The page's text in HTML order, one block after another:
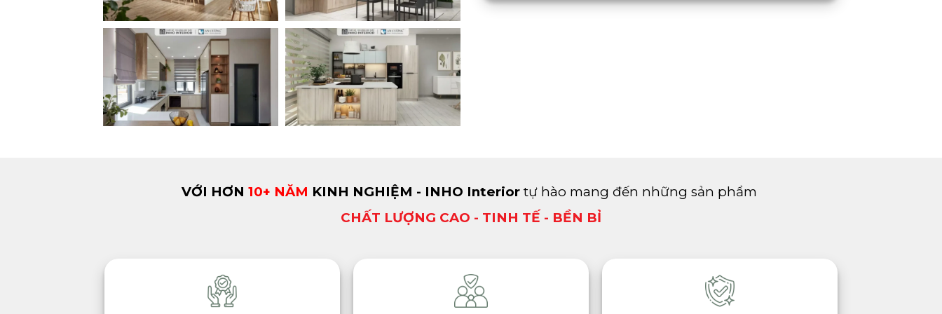
VỚI HƠN 10+ NĂM KINH NGHIỆM - INHO Interior tự hào mang đến những sản phẩm
CHẤT LƯỢNG CAO - TINH TẾ - BỀN BỈ